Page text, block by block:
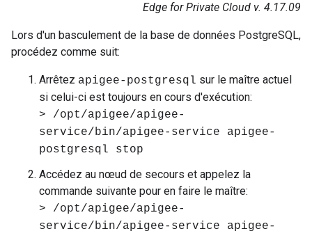
Edge for Private Cloud v. 4.17.09
Lors d'un basculement de la base de données PostgreSQL,
procédez comme suit:
Arrêtez apigee-postgresql sur le maître actuel
si celui-ci est toujours en cours d'exécution:
> /opt/apigee/apigee-
service/bin/apigee-service apigee-
postgresql stop
Accédez au nœud de secours et appelez la
commande suivante pour en faire le maître:
> /opt/apigee/apigee-
service/bin/apigee-service apigee-